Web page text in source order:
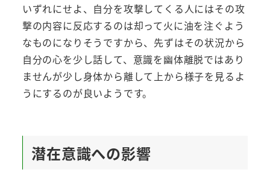
いずれにせよ、自分を攻撃してくる人にはその攻
撃の内容に反応するのは却って火に油を注ぐよう
なものになりそうですから、先ずはその状況から
自分の心を少し話して、意識を幽体離脱ではあり
ませんが少し身体から離して上から様子を見るよ
うにするのが良いようです。
潜在意識への影響